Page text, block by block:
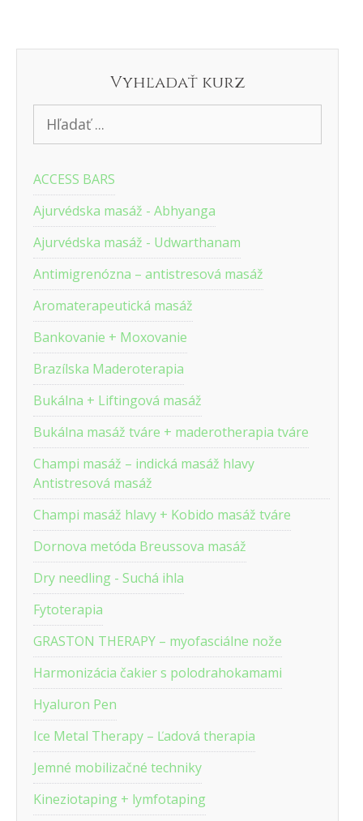
Vyhľadať kurz
ACCESS BARS
Ajurvédska masáž - Abhyanga
Ajurvédska masáž - Udwarthanam
Antimigrenózna – antistresová masáž
Aromaterapeutická masáž
Bankovanie + Moxovanie
Brazílska Maderoterapia
Bukálna + Liftingová masáž
Bukálna masáž tváre + maderotherapia tváre
Champi masáž – indická masáž hlavy
Antistresová masáž
Champi masáž hlavy + Kobido masáž tváre
Dornova metóda Breussova masáž
Dry needling - Suchá ihla
Fytoterapia
GRASTON THERAPY – myofasciálne nože
Harmonizácia čakier s polodrahokamami
Hyaluron Pen
Ice Metal Therapy – Ľadová therapia
Jemné mobilizačné techniky
Kineziotaping + lymfotaping